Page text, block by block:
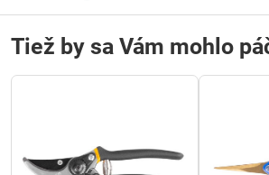
Tiež by sa Vám mohlo